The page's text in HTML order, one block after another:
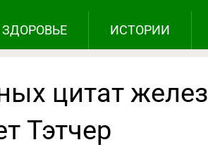
ЗДОРОВЬЕ ИСТОРИИ
цитат
Тэтчер